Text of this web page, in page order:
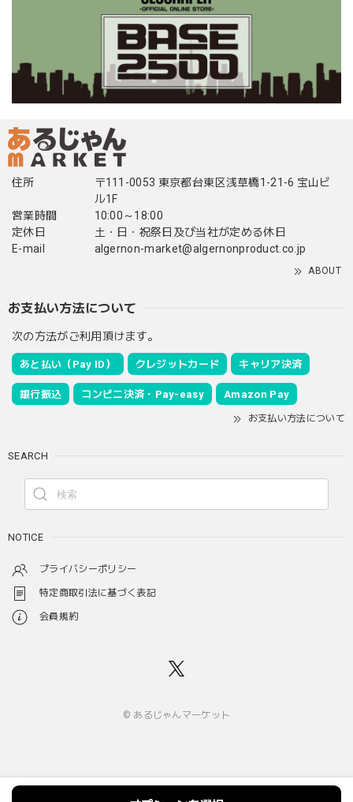
住所
〒111-0053 東京都台東区浅草橋1-21-6 宝山ビ
ル1F
営業時間
10:00～18:00
定休日
土・日・祝祭日及び当社が定める休日
E-mail
algernon-market@algernonproduct.co.jp
ABOUT
お支払い方法について
次の方法がご利用頂けます。
あと払い（Pay ID） クレジットカード キャリア決済
銀行振込 コンビニ決済・Pay-easy Amazon Pay
お支払い方法について
SEARCH
NOTICE
プライバシーポリシー
特定商取引法に基づく表記
会員規約
© あるじゃんマーケット